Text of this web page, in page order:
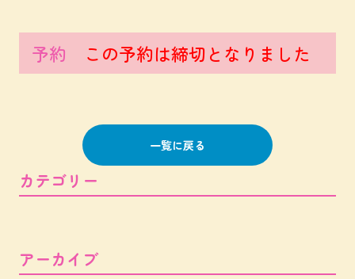
予約 この予約は締切となりました
一覧に戻る
カテゴリー
アーカイブ